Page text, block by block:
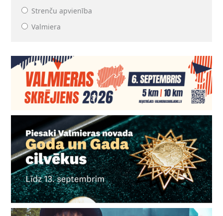
Strenču apvienība
Valmiera